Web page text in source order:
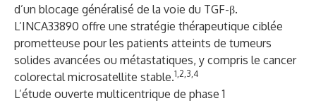
d’un blocage généralisé de la voie du TGF-β.
L’INCA33890 offre une stratégie thérapeutique ciblée
prometteuse pour les patients atteints de tumeurs
solides avancées ou métastatiques, y compris le cancer
colorectal microsatellite stable.1,2,3,4
L’étude ouverte multicentrique de phase 1